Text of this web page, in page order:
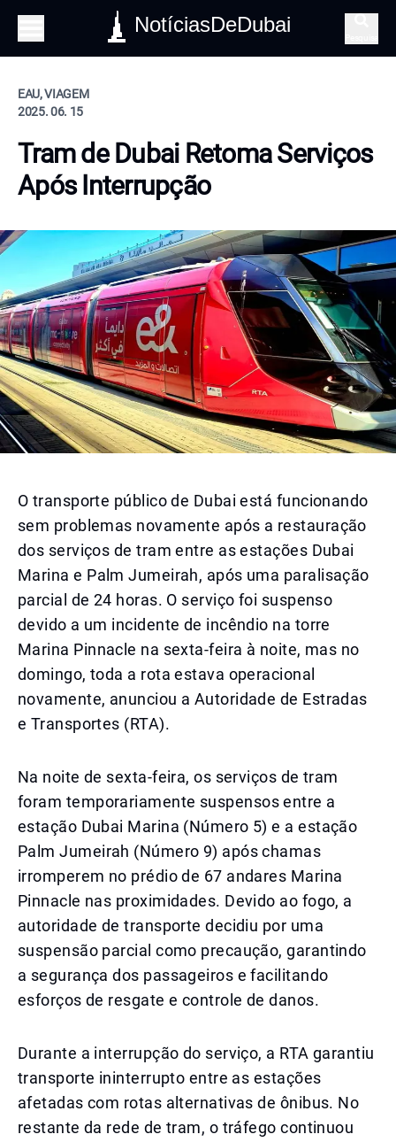
NotíciasDeDubai
EAU, VIAGEM
2025. 06. 15
Tram de Dubai Retoma Serviços
Após Interrupção
O transporte público de Dubai está funcionando
sem problemas novamente após a restauração
dos serviços de tram entre as estações Dubai
Marina e Palm Jumeirah, após uma paralisação
parcial de 24 horas. O serviço foi suspenso
devido a um incidente de incêndio na torre
Marina Pinnacle na sexta-feira à noite, mas no
domingo, toda a rota estava operacional
novamente, anunciou a Autoridade de Estradas
e Transportes (RTA).
Na noite de sexta-feira, os serviços de tram
foram temporariamente suspensos entre a
estação Dubai Marina (Número 5) e a estação
Palm Jumeirah (Número 9) após chamas
irromperem no prédio de 67 andares Marina
Pinnacle nas proximidades. Devido ao fogo, a
autoridade de transporte decidiu por uma
suspensão parcial como precaução, garantindo
a segurança dos passageiros e facilitando
esforços de resgate e controle de danos.
Durante a interrupção do serviço, a RTA garantiu
transporte ininterrupto entre as estações
afetadas com rotas alternativas de ônibus. No
restante da rede de tram, o tráfego continuou